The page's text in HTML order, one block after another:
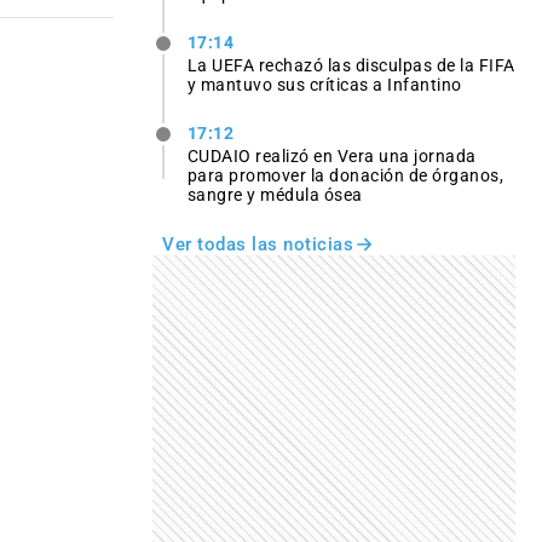
17:14
La UEFA rechazó las disculpas de la FIFA
y mantuvo sus críticas a Infantino
17:12
CUDAIO realizó en Vera una jornada
para promover la donación de órganos,
sangre y médula ósea
Ver todas las noticias